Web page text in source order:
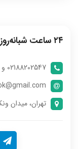
۲۴ ساعت شبانه‌روز پاسخگوی شما هستیم
02188202547 و 09100500190
تهران، میدان